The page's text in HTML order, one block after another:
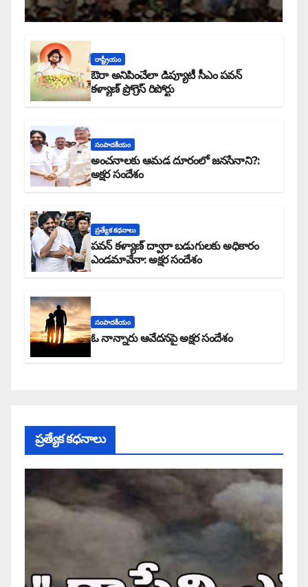
రాష్ట్రీయం
ఔరా అనిపించేలా డిప్యూటీ సీఎం పవన్
కళ్యాణ్ ప్రోగ్రెస్ రిపోర్టు
సంపాదకీయం
అంచనాలకు ఆమడ దూరంలో జనసేనాని?:
అక్షర సందేశం
ప్రత్యేక కధనాలు
పవన్ కళ్యాణ్ ద్వారా బడుగులకు అధికారం
ఎండమావేనా: అక్షర సందేశం
సంపాదకీయం
ఓ నాన్నారు ఆవేదనపై అక్షర సందేశం
ప్రత్యేక కధనాలు